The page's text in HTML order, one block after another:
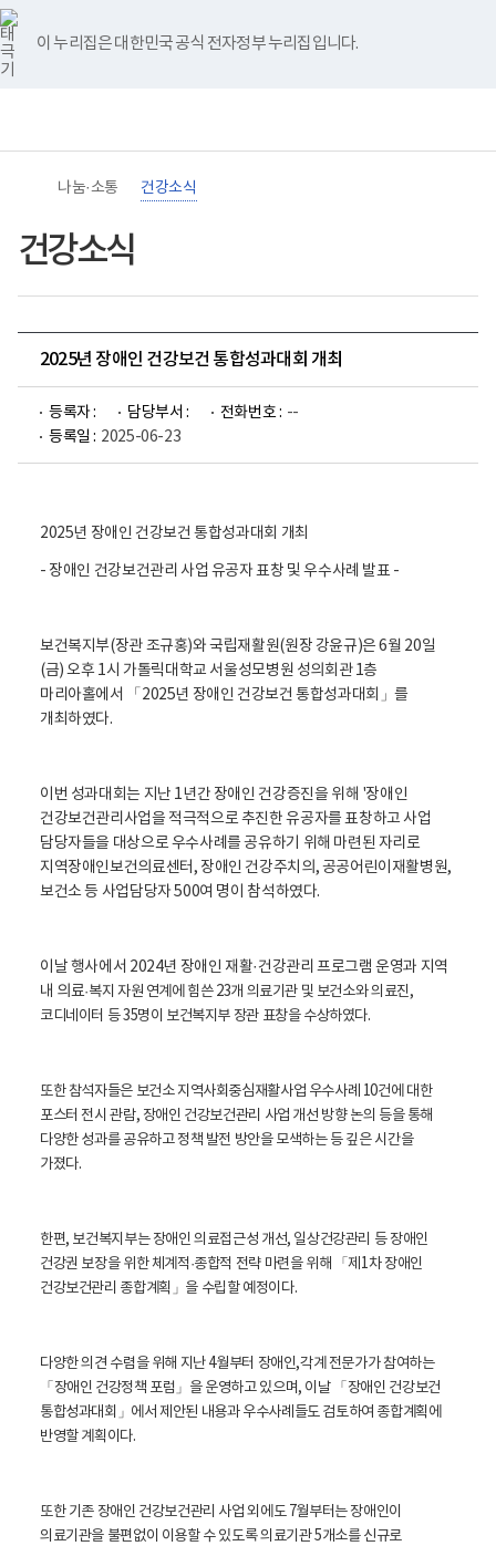
바
로
가
기
메
이 누리집은 대한민국 공식 전자정부 누리집입니다.
너
비
767px
이
하
영
홈
나눔·소통 건강소식
건강소식
2025년 장애인 건강보건 통합성과대회 개최
등록자 : 담당부서 : 전화번호 : --
등록일 : 2025-06-23
2025년 장애인 건강보건 통합성과대회 개최
- 장애인 건강보건관리 사업 유공자 표창 및 우수사례 발표 -
보건복지부(장관 조규홍)와 국립재활원(원장 강윤규)은 6월 20일
(금) 오후 1시 가톨릭대학교 서울성모병원 성의회관 1층
마리아홀에서 「2025년 장애인 건강보건 통합성과대회」를
개최하였다.
이번 성과대회는 지난 1년간 장애인 건강증진을 위해 '장애인
건강보건관리사업을 적극적으로 추진한 유공자를 표창하고 사업
담당자들을 대상으로 우수사례를 공유하기 위해 마련된 자리로
지역장애인보건의료센터, 장애인 건강주치의, 공공어린이재활병원,
보건소 등 사업담당자 500여 명이 참석하였다.
이날 행사에서 2024년 장애인 재활·건강관리 프로그램 운영과 지역
내 의료·복지 자원 연계에 힘쓴 23개 의료기관 및 보건소와 의료진,
코디네이터 등 35명이 보건복지부 장관 표창을 수상하였다.
또한 참석자들은 보건소 지역사회중심재활사업 우수사례 10건에 대한
포스터 전시 관람, 장애인 건강보건관리 사업 개선 방향 논의 등을 통해
다양한 성과를 공유하고 정책 발전 방안을 모색하는 등 깊은 시간을
가졌다.
한편, 보건복지부는 장애인 의료접근성 개선, 일상건강관리 등 장애인
건강권 보장을 위한 체계적·종합적 전략 마련을 위해 「제1차 장애인
건강보건관리 종합계획」을 수립할 예정이다.
다양한 의견 수렴을 위해 지난 4월부터 장애인,각계 전문가가 참여하는
「장애인 건강정책 포럼」을 운영하고 있으며, 이날 「장애인 건강보건
통합성과대회」에서 제안된 내용과 우수사례들도 검토하여 종합계획에
반영할 계획이다.
또한 기존 장애인 건강보건관리 사업 외에도 7월부터는 장애인이
의료기관을 불편없이 이용할 수 있도록 의료기관 5개소를 신규로
유
튜
브
블
로
그
인
스
타
그
램
페
이
스
북